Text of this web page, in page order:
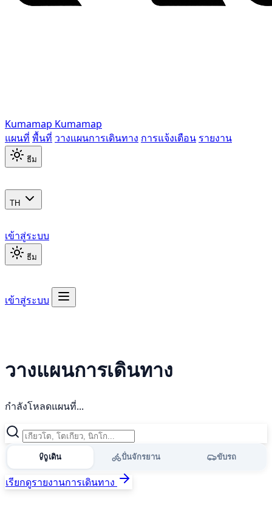
Kumamap Kumamap
แผนที่ พื้นที่ วางแผนการเดินทาง การแจ้งเตือน รายงาน
ธีม
TH
เข้าสู่ระบบ
ธีม
เข้าสู่ระบบ
วางแผนการเดินทาง
กำลังโหลดแผนที่...
เดิน ปั่นจักรยาน ขับรถ
เรียกดูรายงานการเดินทาง